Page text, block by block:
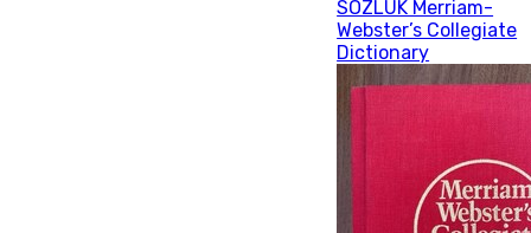
SÖZLÜK Merriam-
Webster’s Collegiate
Dictionary